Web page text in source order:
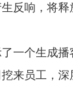
反响，将释
个生成播
来员工，深